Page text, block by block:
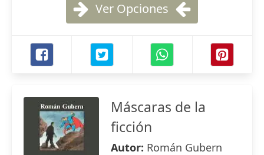
Ver Opciones
Máscaras de la
ficción
Autor: Román Gubern